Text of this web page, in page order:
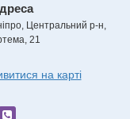
Центральний р-н
21
на карті